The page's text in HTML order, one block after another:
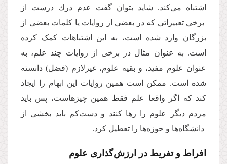
اشتباه می‌کند. شاید بتوان گفت عدم درك درست از
برخی تعبیراتی که در بعضی از روایات یا کلمات بعضی از
بزرگان وارد شده است، به این اشتباهات کمک کرده
است. به عنوان مثال در برخی از روایات چند علم، به
عنوان علوم مفید، و بقیه علوم، غیرلازم (فضل) دانسته
شده است. ممکن است همین روایات این ابهام را ایجاد
کند که اگر واقعا علم فقط همین چیزهاست، پس باید
مردم دیگر علوم را رها کنند و دست‌کم باید بخشی از
دانشگاه‌ها و حوزه‌ها را تعطیل کرد.
افراط و تفریط در ارزش‌گذاری علوم